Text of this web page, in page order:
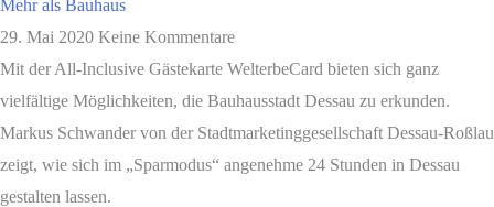
Mehr als Bauhaus
29. Mai 2020 Keine Kommentare
Mit der All-Inclusive Gästekarte WelterbeCard bieten sich ganz
vielfältige Möglichkeiten, die Bauhausstadt Dessau zu erkunden.
Markus Schwander von der Stadtmarketinggesellschaft Dessau-Roßlau
zeigt, wie sich im „Sparmodus“ angenehme 24 Stunden in Dessau
gestalten lassen.